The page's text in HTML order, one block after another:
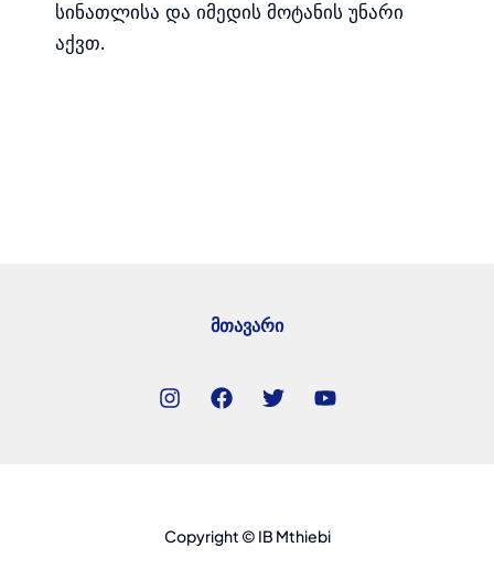
სინათლისა და იმედის მოტანის უნარი
აქვთ.
მთავარი
Copyright © IB Mthiebi